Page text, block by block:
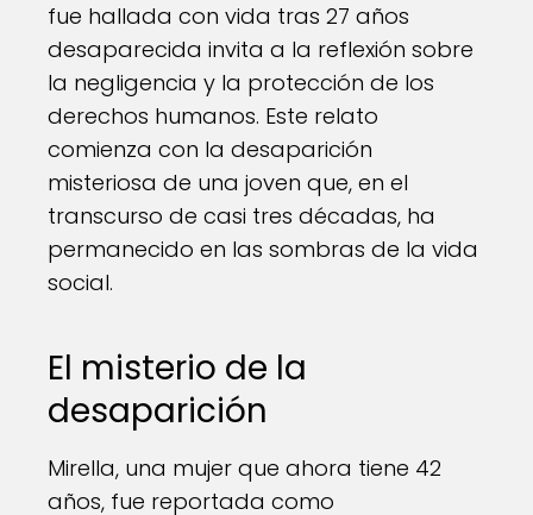
fue hallada con vida tras 27 años
desaparecida invita a la reflexión sobre
la negligencia y la protección de los
derechos humanos. Este relato
comienza con la desaparición
misteriosa de una joven que, en el
transcurso de casi tres décadas, ha
permanecido en las sombras de la vida
social.
El misterio de la
desaparición
Mirella, una mujer que ahora tiene 42
años, fue reportada como